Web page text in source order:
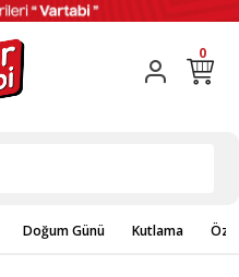
0
Doğum Günü Kutlama